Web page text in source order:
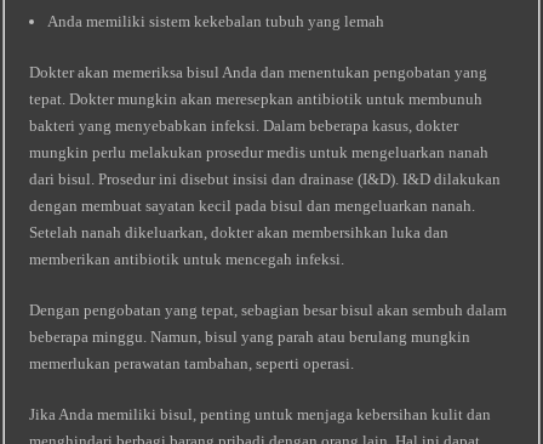
Anda memiliki sistem kekebalan tubuh yang lemah
Dokter akan memeriksa bisul Anda dan menentukan pengobatan yang
tepat. Dokter mungkin akan meresepkan antibiotik untuk membunuh
bakteri yang menyebabkan infeksi. Dalam beberapa kasus, dokter
mungkin perlu melakukan prosedur medis untuk mengeluarkan nanah
dari bisul. Prosedur ini disebut insisi dan drainase (I&D). I&D dilakukan
dengan membuat sayatan kecil pada bisul dan mengeluarkan nanah.
Setelah nanah dikeluarkan, dokter akan membersihkan luka dan
memberikan antibiotik untuk mencegah infeksi.
Dengan pengobatan yang tepat, sebagian besar bisul akan sembuh dalam
beberapa minggu. Namun, bisul yang parah atau berulang mungkin
memerlukan perawatan tambahan, seperti operasi.
Jika Anda memiliki bisul, penting untuk menjaga kebersihan kulit dan